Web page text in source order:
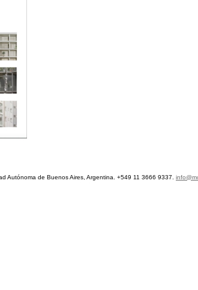
Autónoma de Buenos Aires, Argentina. +549 11 3666 9337.